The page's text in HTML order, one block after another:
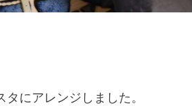
にアレンジしました。